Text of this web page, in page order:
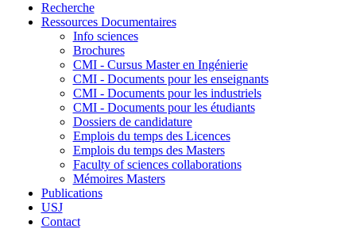
Recherche
Ressources Documentaires
Info sciences
Brochures
CMI - Cursus Master en Ingénierie
CMI - Documents pour les enseignants
CMI - Documents pour les industriels
CMI - Documents pour les étudiants
Dossiers de candidature
Emplois du temps des Licences
Emplois du temps des Masters
Faculty of sciences collaborations
Mémoires Masters
Publications
USJ
Contact